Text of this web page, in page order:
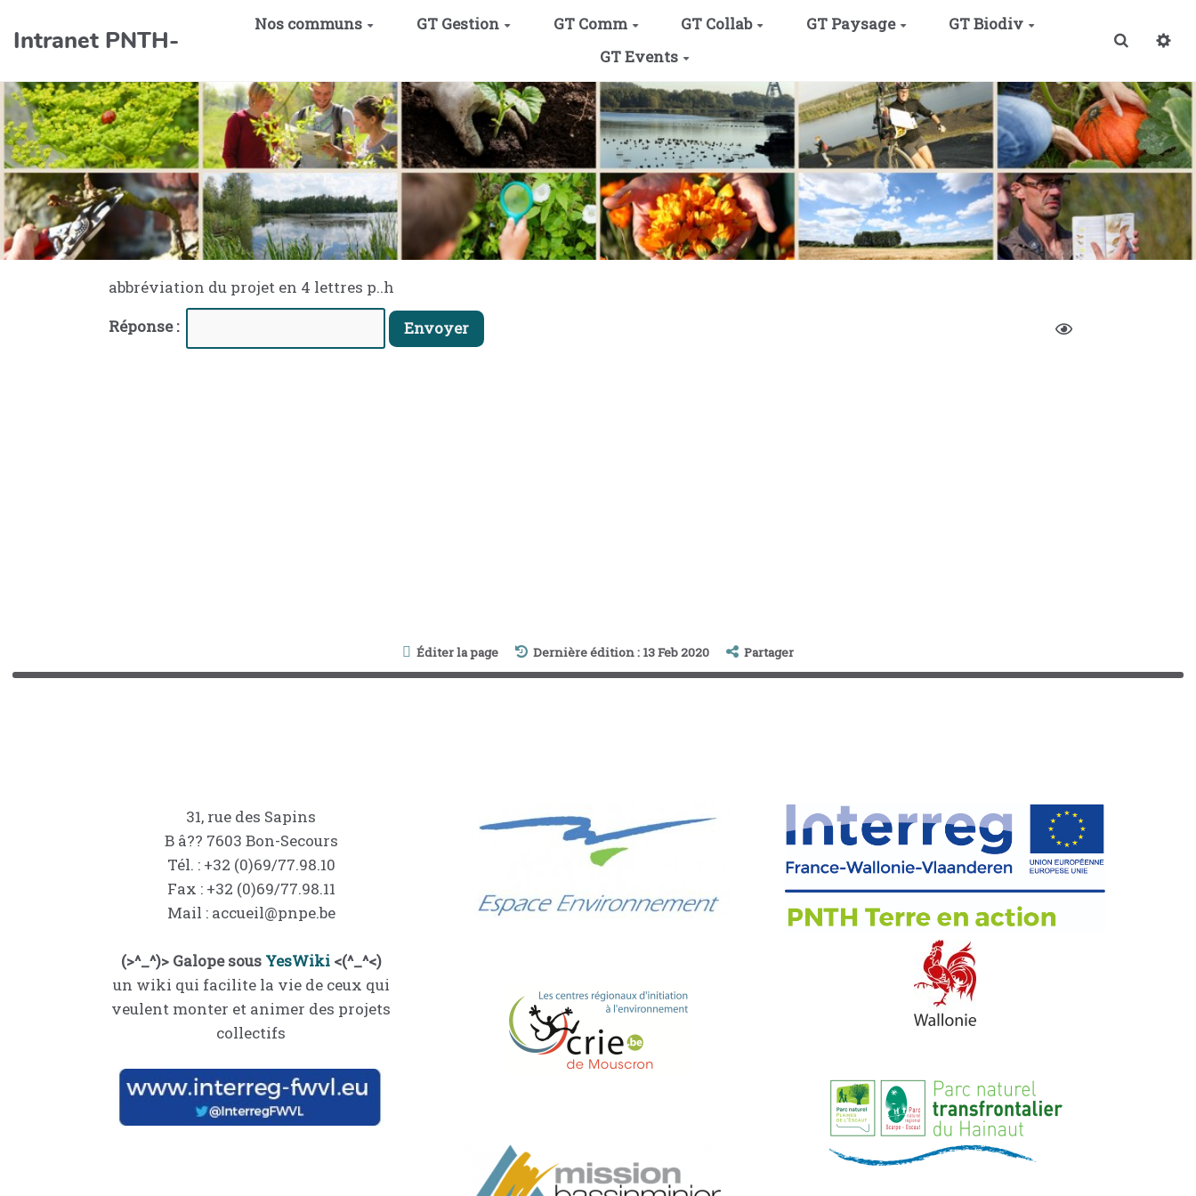
Intranet PNTH-
Nos communs GT Gestion GT Comm GT Collab GT Paysage
GT Biodiv
GT Events
abbréviation du projet en 4 lettres p..h
Réponse :
Envoyer
Éditer la page Dernière édition : 13 Feb 2020 Partager
31, rue des Sapins
B â?? 7603 Bon-Secours
Tél. : +32 (0)69/77.98.10
Fax : +32 (0)69/77.98.11
Mail : accueil@pnpe.be
(>^_^)> Galope sous YesWiki<(^_^<)
un wiki qui facilite la vie de ceux qui
veulent monter et animer des projets
collectifs